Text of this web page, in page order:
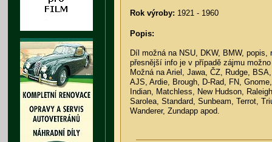
Rok výroby: 1921 - 1960
Popis:
Díl možná na NSU, DKW, BMW, popis,
přesnější info je v případě zájmu
Možná na Ariel, Jawa, ČZ, Rudge,
AJS, Ardie, Brough, D-Rad, FN,
Indian, Matchless, New Hudson,
Sarolea, Standard, Sunbeam, Terrot,
Wanderer, Zundapp apod.